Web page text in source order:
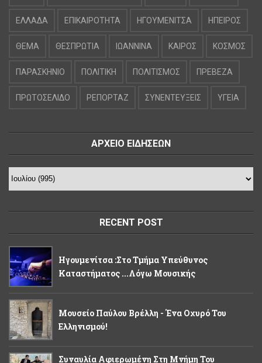
ΕΛΛΑΔΑ ΕΠΙΚΑΙΡΟΤΗΤΑ ΗΓΟΥΜΕΝΙΤΣΑ ΗΠΕΙΡΟΣ
ΘΕΜΑ ΘΕΣΠΡΩΤΙΑ ΙΩΑΝΝΙΝΑ ΚΑΙΡΟΣ ΚΟΣΜΟΣ
ΠΑΡΑΣΚΗΝΙΟ ΠΟΛΙΤΙΚΗ ΠΟΛΙΤΙΣΜΟΣ ΠΡΕΒΕΖΑ
ΠΡΩΤΟΣΕΛΙΔΟ ΡΕΠΟΡΤΑΖ ΣΥΝΕΝΤΕΥΞΕΙΣ ΥΓΕΙΑ
ΑΡΧΕΙΟ ΕΙΔΗΣΕΩΝ
RECENT POST
Ηγουμενίτσα :Στο Τμήμα Υπεύθυνος
Καταστήματος ...λόγω Μουσικής
Μουσείο Παύλου Βρέλλη - Ένα Οχυρό Του
Ελληνισμού!
Συναυλία Αφιερωμένη Στη Μνήμη Του